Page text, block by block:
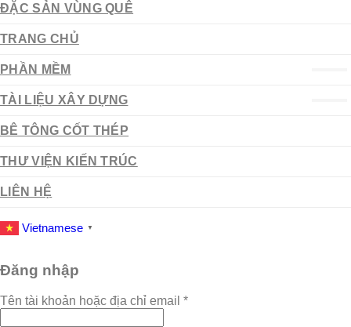
ĐẶC SẢN VÙNG QUÊ
TRANG CHỦ
PHẦN MỀM
TÀI LIỆU XÂY DỰNG
BÊ TÔNG CỐT THÉP
THƯ VIỆN KIẾN TRÚC
LIÊN HỆ
Vietnamese ▼
Đăng nhập
Tên tài khoản hoặc địa chỉ email *